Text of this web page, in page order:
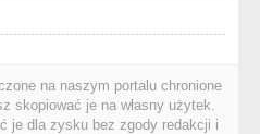
na naszym portalu chronione
skopiować je na własny użytek.
je dla zysku bez zgody redakcji i